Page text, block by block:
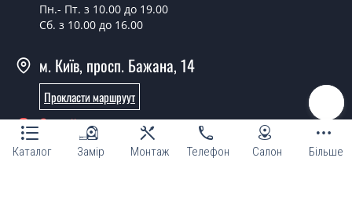
Каталог Замір Монтаж Телефон Салон Більше
У вас є в наявності готові дверні
Так, ми маємо великий асортимент готових дверних
полотен.
Ви робите нестандартні міжкімнатні
двері?
Пн.- Пт. з 10.00 до 19.00
Сб. з 10.00 до 16.00
м. Київ, просп. Бажана, 14
Прокласти маршруут
Онлайн консультант